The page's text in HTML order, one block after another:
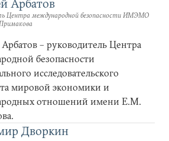
Арбатов
Центра международной безопасности ИМЭМО
– руководитель Центра
безопасности
исследовательского
мировой экономики и
отношений имени Е.М.
Дворкин